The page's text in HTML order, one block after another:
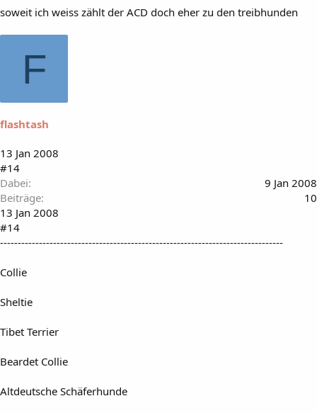
soweit ich weiss zählt der ACD doch eher zu den treibhunden
F
flashtash
13 Jan 2008
#14
Dabei
9 Jan 2008
Beiträge
10
13 Jan 2008
#14
--------------------------------------------------------------------------------
Collie
Sheltie
Tibet Terrier
Beardet Collie
Altdeutsche Schäferhunde